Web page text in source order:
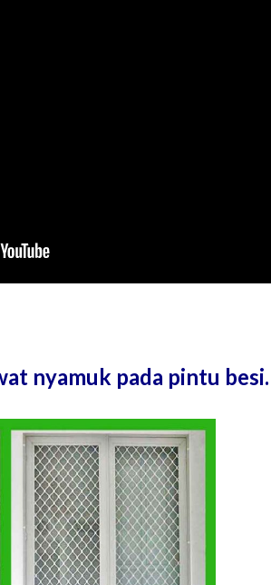
nyamuk pada pintu besi.